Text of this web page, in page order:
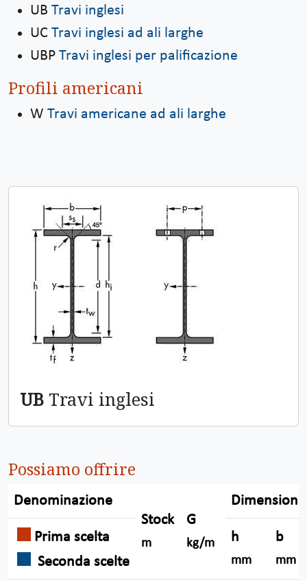
UB Travi inglesi
UC Travi inglesi ad ali larghe
UBP Travi inglesi per palificazione
Profili americani
W Travi americane ad ali larghe
UB Travi inglesi
Possiamo offrire
Denominazione
Stock
m
G
kg/m
Dimensioni
Prima scelta
Seconda scelte
h
mm
b
mm